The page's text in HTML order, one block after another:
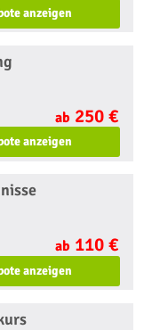
anzeigen
ab 250 €
anzeigen
ab 110 €
anzeigen